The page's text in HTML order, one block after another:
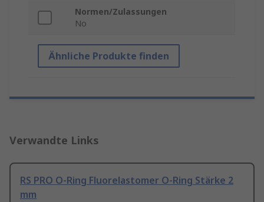
Normen/Zulassungen
No
Ähnliche Produkte finden
Verwandte Links
RS PRO O-Ring Fluorelastomer O-Ring Stärke 2
mm